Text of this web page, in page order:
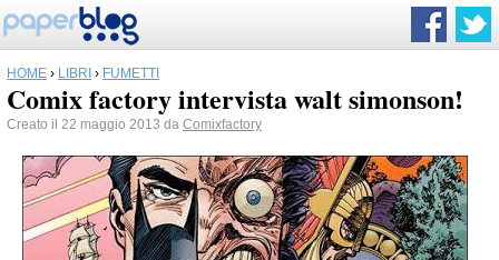
HOME › LIBRI › FUMETTI
Comix factory intervista walt simonson!
Creato il 22 maggio 2013 da Comixfactory